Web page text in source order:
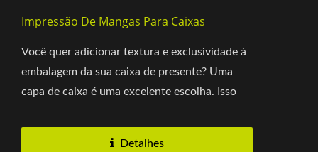
Impressão De Mangas Para Caixas
Você quer adicionar textura e exclusividade à
embalagem da sua caixa de presente? Uma
capa de caixa é uma excelente escolha. Isso
Detalhes